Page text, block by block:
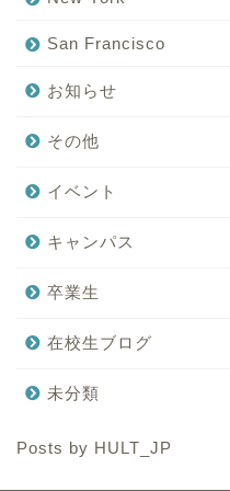
San Francisco
お知らせ
その他
イベント
キャンパス
卒業生
在校生ブログ
未分類
Posts by HULT_JP